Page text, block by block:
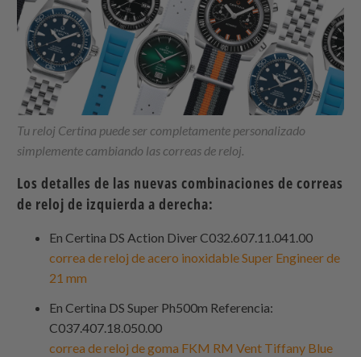
Tu reloj Certina puede ser completamente personalizado
simplemente cambiando las correas de reloj.
Los detalles de las nuevas combinaciones de correas
de reloj de izquierda a derecha:
En Certina DS Action Diver C032.607.11.041.00
correa de reloj de acero inoxidable Super Engineer de
21 mm
En Certina DS Super Ph500m Referencia:
C037.407.18.050.00
correa de reloj de goma FKM RM Vent Tiffany Blue